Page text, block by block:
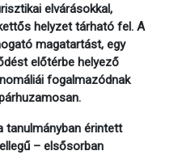
elvárásokkal,
helyzet tárható fel. A
magatartást, egy
előtérbe helyező
fogalmazódnak
tanulmányban érintett
– elsősorban